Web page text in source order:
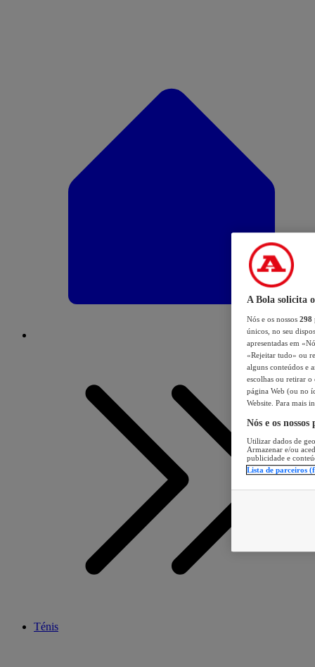
Ténis
A Bola solicita
Nós e os nossos 298
únicos, no seu
apresentadas em
«Rejeitar tudo» ou
alguns conteúdos e
escolhas ou retirar
página Web (ou no
Website. Para mais
Nós e os
Utilizar dados de
Armazenar e/ou
publicidade e
Lista de parceiros